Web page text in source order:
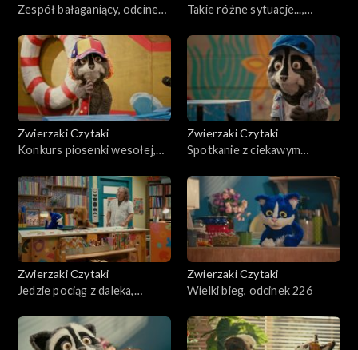
Zespół bałaganiący, odcinek
Takie różne sytuacje...,
Zwierzaki Czytaki
Konkurs piosenki wesołej,
Zwierzaki Czytaki
Spotkanie z ciekawym
Zwierzaki Czytaki
Jedzie pociąg z daleka,
Zwierzaki Czytaki
Wielki bieg, odcinek 226